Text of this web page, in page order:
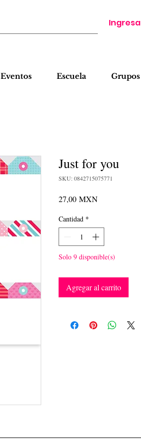
Ingresa
Eventos Escuela Grupos
Just for you
SKU: 0842715075771
27,00 MXNPrecio
Cantidad *
Solo 9 disponible(s)
Agregar al carrito